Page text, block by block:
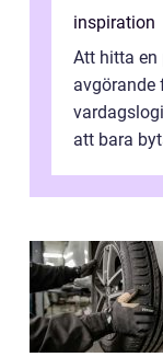
inspiration
Att hitta en
avgörande
att bara